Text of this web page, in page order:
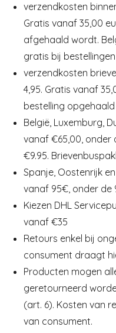
verzendkosten
Gratis vanaf 35,00
afgehaald wordt.
gratis bij
verzendkosten
4,95. Gratis vanaf
bestelling
België, Luxemburg,
vanaf €65,00, onder
€9.95.
Spanje, Oostenrijk
vanaf 95€, onder de
Kiezen DHL
vanaf €35
Retours enkel bij
consument draagt
Producten mogen
geretourneerd
(art. 6). Kosten van
van consument.